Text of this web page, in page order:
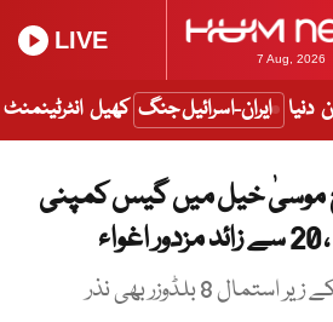
7 Aug, 2026
LIVE
دنیا ایران-اسرائیل جنگ کھیل انٹرٹینمنٹ
موسیٰ خیل میں گیس کمپنی
مسلح افراد نے کمپنی کے زیر استمال 8 بلڈوزر بھی نذر